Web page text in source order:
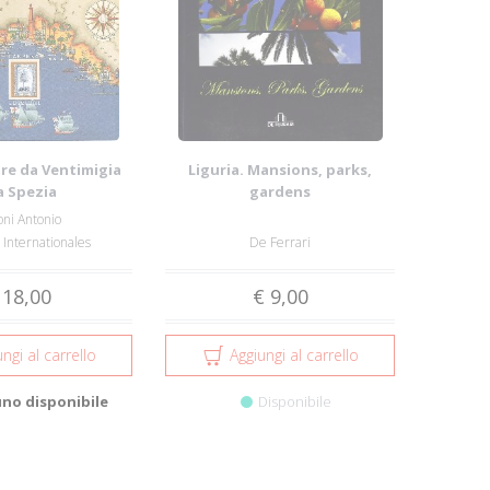
da Ventimigia
Spezia
Antonio
al carrello
disponibile
Liguria. Mansions, parks,
gardens
De Ferrari
€ 9,00
Aggiungi al carrello
Disponibile